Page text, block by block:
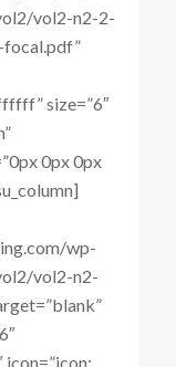
vol2-n2-2-
size=”6″
0px 0px
wp-
vol2-n2-
icon=”icon: